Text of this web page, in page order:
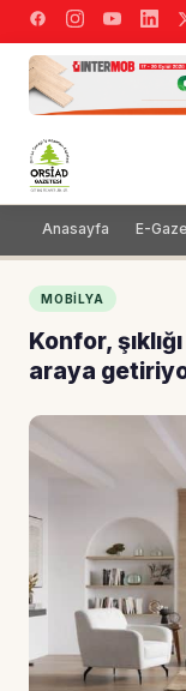
Anasayfa E-
MOBILYA
Konfor,
araya